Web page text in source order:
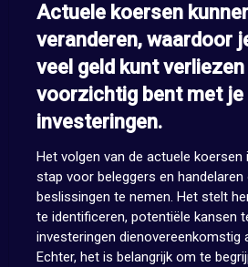
Actuele koersen
veranderen, waardoor
veel geld kunt
voorzichtig bent met je
investeringen.
Het volgen van de actuele koersen
stap voor beleggers en
beslissingen te nemen. Het stelt
te identificeren, potentiële kansen
investeringen dienovereenkomstig
Echter, het is belangrijk om te